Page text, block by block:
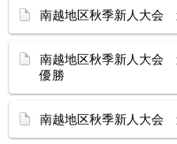
南越地区秋季新人大
南越地区秋季新人大
優勝
南越地区秋季新人大